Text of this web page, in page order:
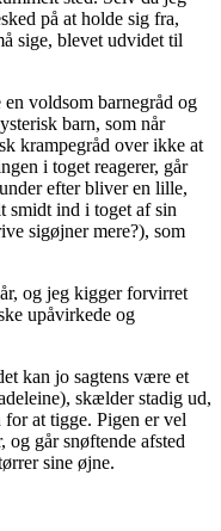
på at holde sig fra,
sige, blevet udvidet til
voldsom barnegråd og
barn, som når
krampegråd over ikke at
i toget reagerer, går
efter bliver en lille,
smidt ind i toget af sin
sigøjner mere?), som
og jeg kigger forvirret
upåvirkede og
kan jo sagtens være et
skælder stadig ud,
for at tigge. Pigen er vel
og går snøftende afsted
sine øjne.